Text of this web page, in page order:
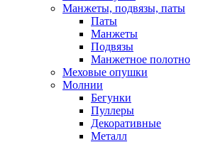
Манжеты, подвязы, паты
Паты
Манжеты
Подвязы
Манжетное полотно
Меховые опушки
Молнии
Бегунки
Пуллеры
Декоративные
Металл